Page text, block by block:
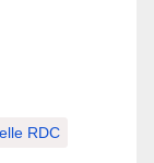
RDC